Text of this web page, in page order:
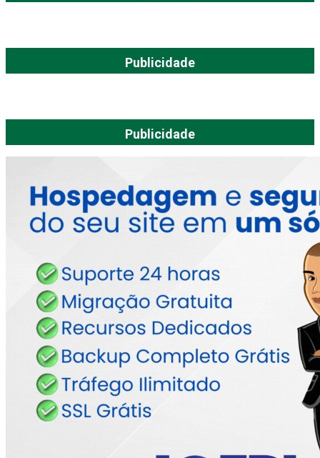
Publicidade
Publicidade